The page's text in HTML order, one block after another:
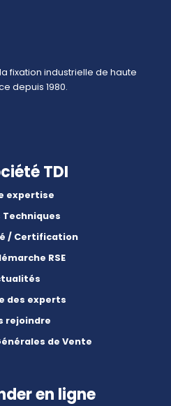
fixation industrielle de haute
depuis 1980.
TDI
expertise
Techniques
/ Certification
RSE
des experts
rejoindre
de Vente
en ligne